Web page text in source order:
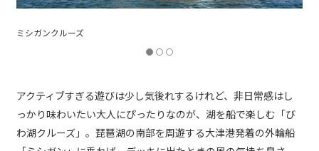
ミシガンクルーズ3Fデッキ
アクティブすぎる遊びは少し気後れするけれど、非日常感はし
っかり味わいたい大人にぴったりなのが、湖を船で楽しむ「び
わ湖クルーズ」。琵琶湖の南部を周遊する大津港発着の外輪船